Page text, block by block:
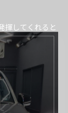
揮してくれると
ました。
お任せくださ